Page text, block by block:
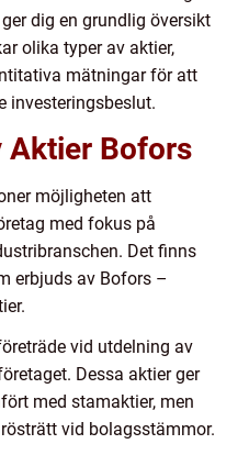
dig en grundlig översikt
olika typer av aktier,
mätningar för att
investeringsbeslut.
Aktier Bofors
möjligheten att
med fokus på
Det finns
erbjuds av Bofors –
vid utdelning av
Dessa aktier ger
med stamaktier, men
vid bolagsstämmor.